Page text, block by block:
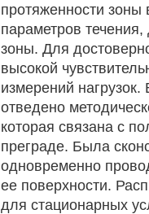
протяженности зоны
параметров
зоны. Для
высокой
измерений нагрузок.
отведено
которая связана с
преграде. Была
одновременно
ее поверхности.
для стационарных